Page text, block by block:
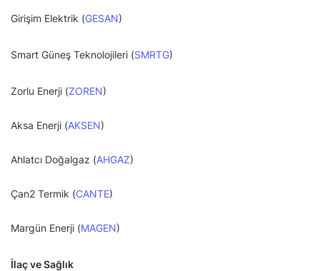
Girişim Elektrik (GESAN)
Smart Güneş Teknolojileri (SMRTG)
Zorlu Enerji (ZOREN)
Aksa Enerji (AKSEN)
Ahlatcı Doğalgaz (AHGAZ)
Çan2 Termik (CANTE)
Margün Enerji (MAGEN)
İlaç ve Sağlık